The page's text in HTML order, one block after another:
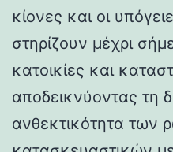
κίονες και οι
στηρίζουν μέχρι
κατοικίες και
αποδεικνύοντας τη
ανθεκτικότητα των